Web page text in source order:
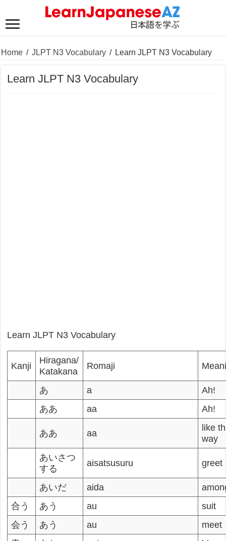
Home / JLPT N3 Vocabulary / Learn JLPT N3 Vocabulary
Learn JLPT N3 Vocabulary
Learn JLPT N3 Vocabulary
Kanji
Hiragana/
Katakana
Romaji
あ a
Ah!
ああ
aa Ah!
ああ aa
like
way
あいさつ
する
aisatsusuru greet
あいだ aida
合う
あう au
suit
会う
あう au
meet